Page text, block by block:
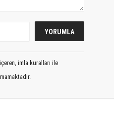
imla kuralları ile